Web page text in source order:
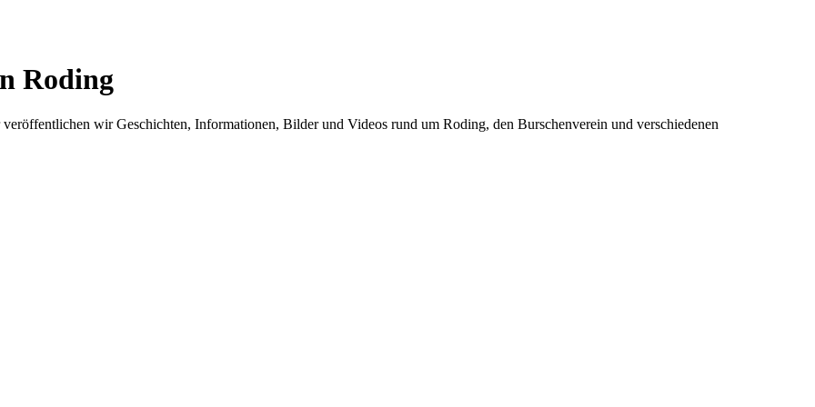
Roding
wir Geschichten, Informationen, Bilder und Videos rund um Roding, den Burschenverein und verschiedenen